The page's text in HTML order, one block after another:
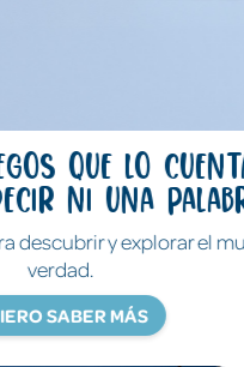
lo cuentan
una palabra
y explorar el mundo de
MÁS